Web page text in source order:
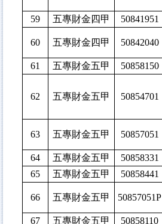
59 五專財金四甲 50841951
60 五專財金四甲 50842040
61 五專財金五甲 50858150
62 五專財金五甲 50854701
63 五專財金五甲 50857051
64 五專財金五甲 50858331
65
五專財金五甲 50858441
66 五專財金五甲 50857051P
67 五專財金五甲 50858110